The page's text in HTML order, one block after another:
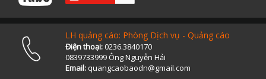
LH quảng cáo: Phòng Dịch vụ - Quảng cáo
Điện thoại:0236.3840170
0839733999 Ông Nguyễn Hải
Email: quangcaobaodn@gmail.com